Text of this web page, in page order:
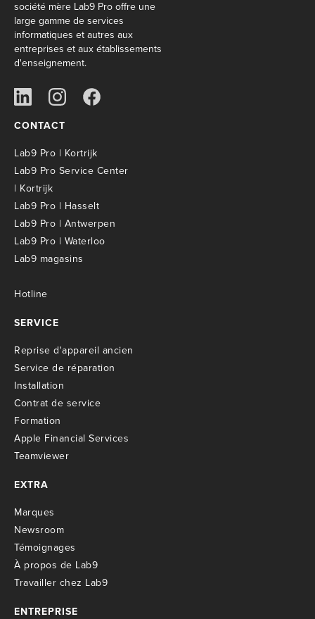
société mère Lab9 Pro offre une
large gamme de services
informatiques et autres aux
entreprises et aux établissements
d'enseignement.
CONTACT
Lab9 Pro | Kortrijk
Lab9 Pro Service Center
| Kortrijk
Lab9 Pro | Hasselt
Lab9 Pro | Antwerpen
Lab9 Pro | Waterloo
Lab9 magasins
Hotline
SERVICE
Reprise d'appareil ancien
Service de réparation
Installation
Contrat de service
Formation
Apple Financial Services
Teamviewer
EXTRA
Marques
Newsroom
Témoignages
À propos de Lab9
Travailler chez Lab9
ENTREPRISE